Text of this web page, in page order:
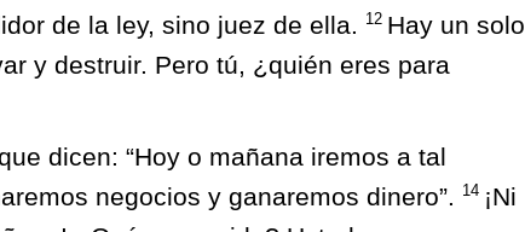
de la ley, sino juez de ella.
12 Hay un solo
y destruir. Pero tú, ¿quién eres para
dicen: “Hoy o mañana iremos a tal
negocios y ganaremos dinero”.
14 ¡Ni